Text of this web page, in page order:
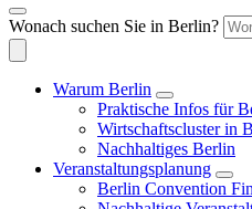
Wonach suchen Sie in Berlin?
Warum Berlin
Praktische Infos für
Wirtschaftscluster in
Nachhaltiges Berlin
Veranstaltungsplanung
Berlin Convention